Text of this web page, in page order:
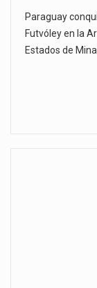
Paraguay
Futvóley en la
Estados de